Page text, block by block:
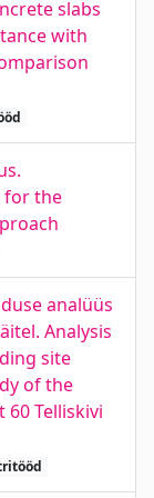
slabs
with
for the
analüüs
Analysis
site
of the
Telliskivi